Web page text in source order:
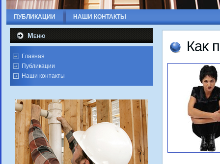
ПУБЛИКАЦИИ НАШИ КОНТАКТЫ
Меню
Главная
Публикации
Наши контакты
Каκ